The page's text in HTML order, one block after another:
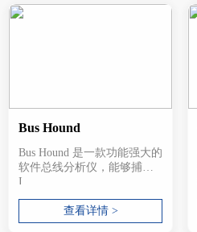
Bus Hound
Bus Hound 是一款功能强大的
软件总线分析仪，能够捕获
I...
查看详情 >